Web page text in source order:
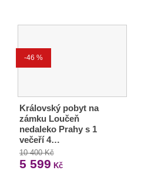
-46 %
Královský pobyt na
zámku Loučeň
nedaleko Prahy s 1
večeří 4…
10 400 Kč
5 599 Kč